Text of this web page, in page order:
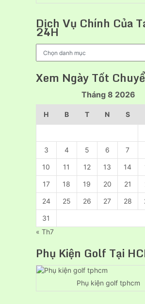
cẩu
chuyên
Dịch Vụ Chính Của
24H
Của
24H
Xem Ngày Tốt
Tháng 8 2026
H B T N S
3 4 5 6 7
10 11 12 13 14
17 18 19 20 21
24 25 26 27 28
31
« Th7
Phụ Kiện Golf Tại
Phụ kiện golf tphcm